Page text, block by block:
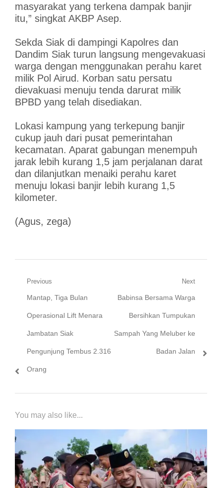
masyarakat yang terkena dampak banjir
itu,” singkat AKBP Asep.
Sekda Siak di dampingi Kapolres dan
Dandim Siak turun langsung mengevakuasi
warga dengan menggunakan perahu karet
milik Pol Airud. Korban satu persatu
dievakuasi menuju tenda darurat milik
BPBD yang telah disediakan.
Lokasi kampung yang terkepung banjir
cukup jauh dari pusat pemerintahan
kecamatan. Aparat gabungan menempuh
jarak lebih kurang 1,5 jam perjalanan darat
dan dilanjutkan menaiki perahu karet
menuju lokasi banjir lebih kurang 1,5
kilometer.
(Agus, zega)
Navigasi
pos
Previous
Previous
post:
Mantap, Tiga Bulan
Operasional Lift Menara
Jambatan Siak
Pengunjung Tembus 2.316
Orang
Next
Next
post:
Babinsa Bersama Warga
Bersihkan Tumpukan
Sampah Yang Meluber ke
Badan Jalan
You may also like...